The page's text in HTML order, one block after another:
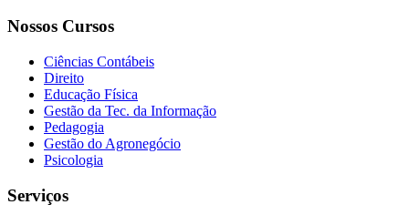
Nossos Cursos
Ciências Contábeis
Direito
Educação Física
Gestão da Tec. da Informação
Pedagogia
Gestão do Agronegócio
Psicologia
Serviços